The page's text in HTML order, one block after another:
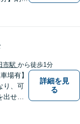
法テ
ご不
市駅 から徒歩1分
場有】
り、可
せる
詳細を見
る